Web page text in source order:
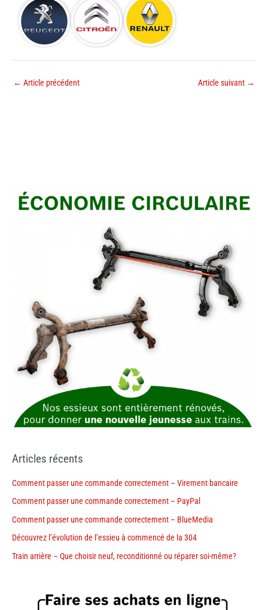
← Article précédent Article suivant →
Articles récents
Comment passer une commande correctement – Virement bancaire
Comment passer une commande correctement – PayPal
Comment passer une commande correctement – BlueMedia
Découvrez l’évolution de l’essieu à commencé de la 304
Train arrière – Que choisir neuf, reconditionné ou réparer soi-même?